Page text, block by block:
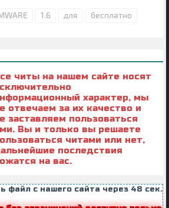
1.6 для бесплатно
читы на нашем сайте носят
характер, мы
отвечаем за их качество и
заставляем пользоваться
Вы и только вы решаете
читами или нет,
последствия
на вас.
файл с нашего сайта через 47сек.